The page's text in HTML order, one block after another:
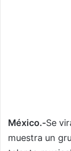
México.-Se
muestra un